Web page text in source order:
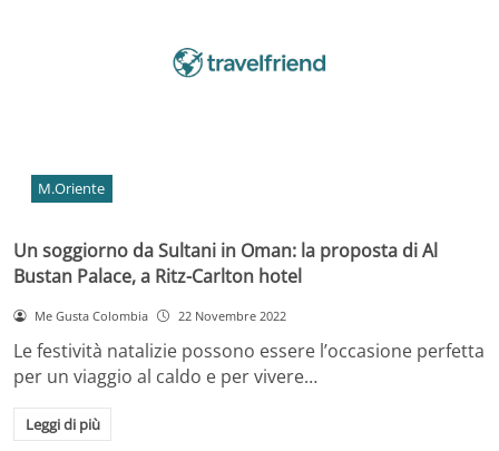
M.Oriente
Un soggiorno da Sultani in Oman: la proposta di Al
Bustan Palace, a Ritz-Carlton hotel
Me Gusta Colombia 22 Novembre 2022
Le festività natalizie possono essere l’occasione perfetta
per un viaggio al caldo e per vivere…
Leggi di più